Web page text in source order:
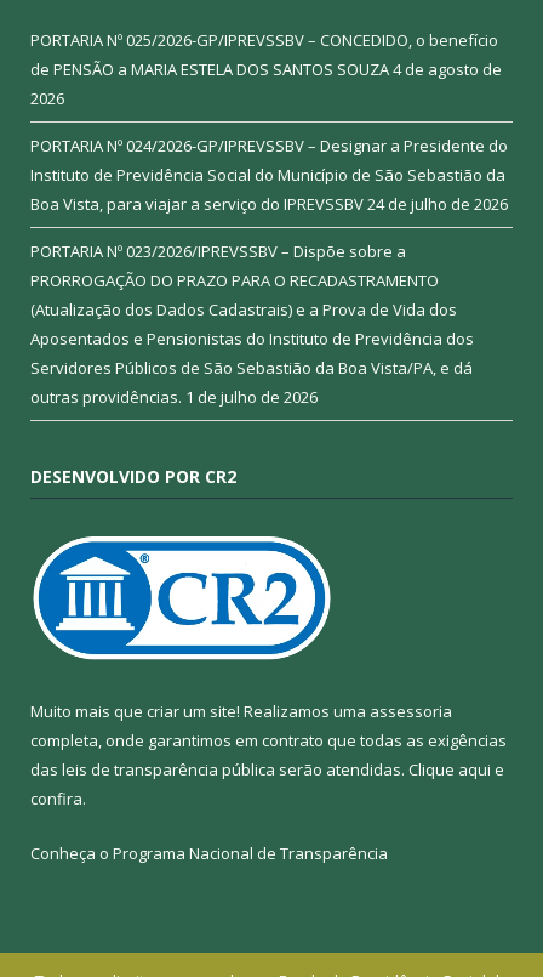
PORTARIA Nº 025/2026-GP/IPREVSSBV – CONCEDIDO, o benefício
de PENSÃO a MARIA ESTELA DOS SANTOS SOUZA4 de agosto de
2026
PORTARIA Nº 024/2026-GP/IPREVSSBV – Designar a Presidente do
Instituto de Previdência Social do Município de São Sebastião da
Boa Vista, para viajar a serviço do IPREVSSBV24 de julho de 2026
PORTARIA Nº 023/2026/IPREVSSBV – Dispõe sobre a
PRORROGAÇÃO DO PRAZO PARA O RECADASTRAMENTO
(Atualização dos Dados Cadastrais) e a Prova de Vida dos
Aposentados e Pensionistas do Instituto de Previdência dos
Servidores Públicos de São Sebastião da Boa Vista/PA, e dá
outras providências. 1 de julho de 2026
DESENVOLVIDO POR CR2
Muito mais que criar um site! Realizamos uma assessoria
completa, onde garantimos em contrato que todas as exigências
das leis de transparência pública serão atendidas. Clique aqui e
confira.
Conheça o Programa Nacional de Transparência